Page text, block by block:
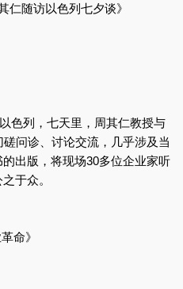
仁随访以色列七夕谈》
色列，七天里，周其仁教授与
问诊、讨论交流，几乎涉及当
出版，将现场30多位企业家听
于众。
命》